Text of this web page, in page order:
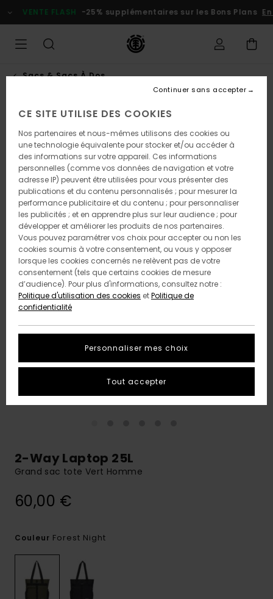
l'information
VENTE FLASH -25% supplémentaires sur les Bons Plans En
Sacs & Sacs À Dos
NOUVEAUTÉ
2-Way Laptop 25L
Grand sac tote Vert Homme
60,00 €
Couleur Forest Night
CE SITE UTILISE DES COOKIES
Nos partenaires et nous-mêmes utilisons des cookies ou
une technologie équivalente pour stocker et/ou accéder à
des informations sur votre appareil. Ces informations
personnelles (comme vos données de navigation et votre
adresse IP) peuvent être utilisées pour vous présenter des
publications et du contenu personnalisés ; pour mesurer la
performance publicitaire et du contenu ; pour personnaliser
les publicités ; et en apprendre plus sur leur audience ; pour
développer et améliorer les produits de nos partenaires.
Vous pouvez paramétrer vos choix pour accepter ou non les
cookies soumis à votre consentement, ou vous y opposer
lorsque les cookies concernés ne relèvent pas de votre
consentement (tels que certains cookies de mesure
d’audience). Pour plus d'informations, consultez notre :
Politique d'utilisation des cookies etPolitique de
confidentialité
Personnaliser mes choix
Continuer sans accepter
Tout accepter